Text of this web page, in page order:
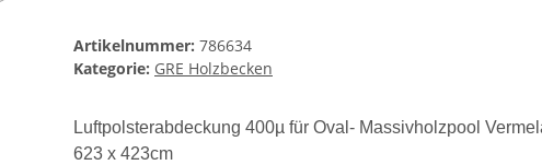
Artikelnummer: 786634
Kategorie: GRE Holzbecken
Luftpolsterabdeckung 400µ für Oval- Massivholzpool
623 x 423cm